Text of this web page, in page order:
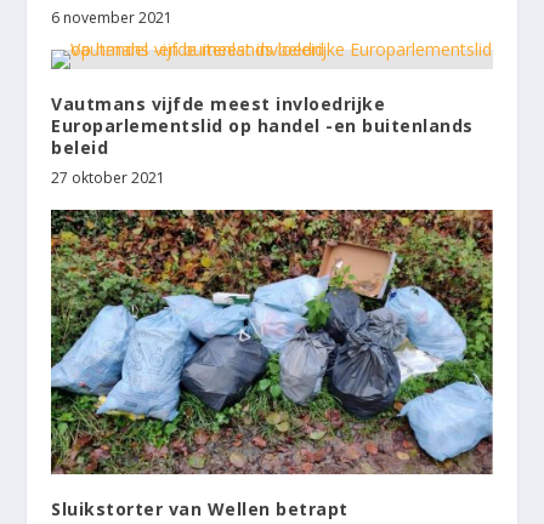
6 november 2021
Vautmans vijfde meest invloedrijke
Europarlementslid op handel -en buitenlands
beleid
27 oktober 2021
Sluikstorter van Wellen betrapt